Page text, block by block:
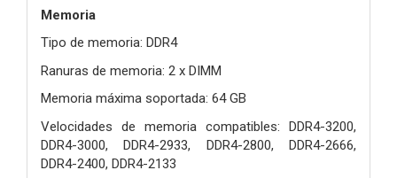
Memoria
Tipo de memoria: DDR4
Ranuras de memoria: 2 x DIMM
Memoria máxima soportada: 64 GB
Velocidades de memoria compatibles: DDR4-3200,
DDR4-3000, DDR4-2933, DDR4-2800, DDR4-2666,
DDR4-2400, DDR4-2133